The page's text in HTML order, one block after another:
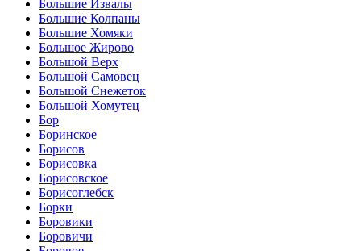
Большие Извалы
Большие Колпаны
Большие Хомяки
Большое Жирово
Большой Верх
Большой Самовец
Большой Снежеток
Большой Хомутец
Бор
Боринское
Борисов
Борисовка
Борисовское
Борисоглебск
Борки
Боровики
Боровичи